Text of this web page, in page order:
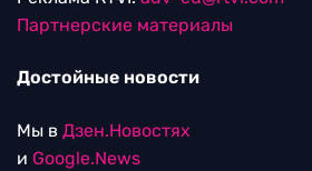
Партнерские материалы
Достойные новости
Мы в Дзен.Новостях
и Google.News